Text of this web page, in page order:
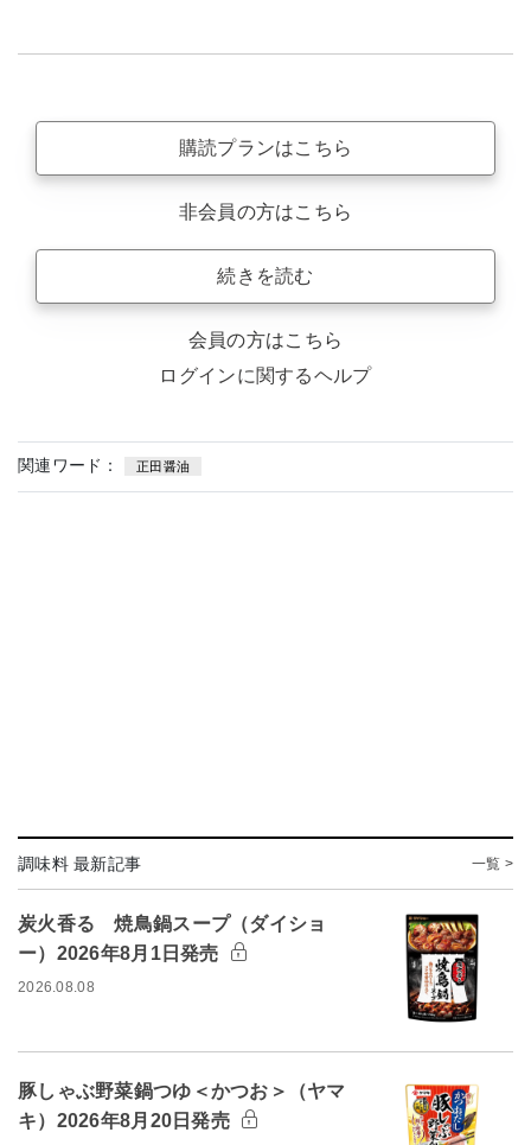
購読プランはこちら
非会員の方はこちら
続きを読む
会員の方はこちら
ログインに関するヘルプ
関連ワード： 正田醤油
調味料 最新記事 一覧 >
炭火香る 焼鳥鍋スープ（ダイショ
ー）2026年8月1日発売
2026.08.08
豚しゃぶ野菜鍋つゆ＜かつお＞（ヤマ
キ）2026年8月20日発売